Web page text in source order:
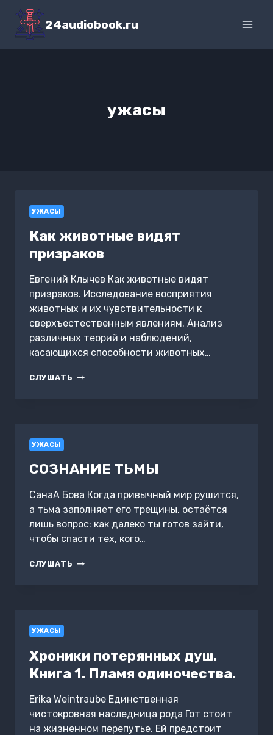
Перейти
содержимому
24audiobook.ru
ужасы
УЖАСЫ
Как животные видят
призраков
Евгений Клычев Как животные видят
призраков. Исследование восприятия
животных и их чувствительности к
сверхъестественным явлениям. Анализ
различных теорий и наблюдений,
касающихся способности животных…
СЛУШАТЬ КАК
УЖАСЫ
СОЗНАНИЕ ТЬМЫ
СанаА Бова Когда привычный мир рушится,
а тьма заполняет его трещины, остаётся
лишь вопрос: как далеко ты готов зайти,
чтобы спасти тех, кого…
СЛУШАТЬ СОЗНАНИЕ
УЖАСЫ
Хроники потерянных душ.
Книга 1. Пламя одиночества.
Erika Weintraube Единственная
чистокровная наследница рода Гот стоит
на жизненном перепутье. Ей предстоит